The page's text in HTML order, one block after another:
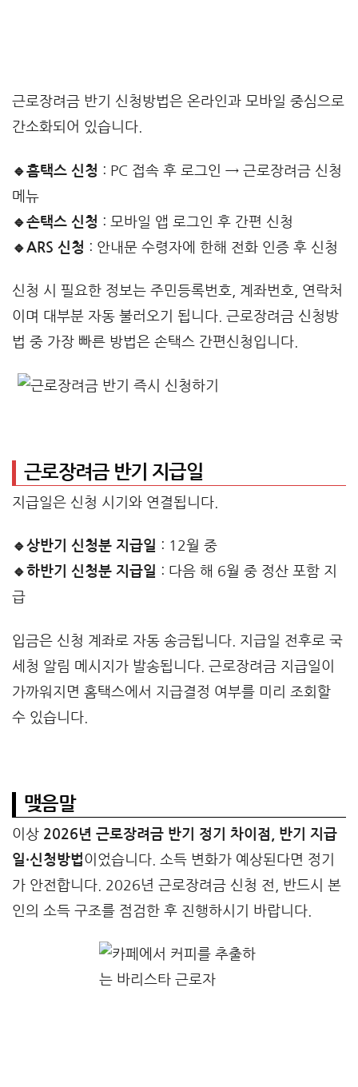
근로장려금 반기 신청방법은 온라인과 모바일 중심으로
간소화되어 있습니다.
🔹홈택스 신청 : PC 접속 후 로그인 → 근로장려금 신청
메뉴
🔹손택스 신청 : 모바일 앱 로그인 후 간편 신청
🔹ARS 신청 : 안내문 수령자에 한해 전화 인증 후 신청
신청 시 필요한 정보는 주민등록번호, 계좌번호, 연락처
이며 대부분 자동 불러오기 됩니다. 근로장려금 신청방
법 중 가장 빠른 방법은 손택스 간편신청입니다.
근로장려금 반기 지급일
지급일은 신청 시기와 연결됩니다.
🔹상반기 신청분 지급일 : 12월 중
🔹하반기 신청분 지급일 : 다음 해 6월 중 정산 포함 지
급
입금은 신청 계좌로 자동 송금됩니다. 지급일 전후로 국
세청 알림 메시지가 발송됩니다. 근로장려금 지급일이
가까워지면 홈택스에서 지급결정 여부를 미리 조회할
수 있습니다.
맺음말
이상 2026년 근로장려금 반기 정기 차이점, 반기 지급
일·신청방법이었습니다. 소득 변화가 예상된다면 정기
가 안전합니다. 2026년 근로장려금 신청 전, 반드시 본
인의 소득 구조를 점검한 후 진행하시기 바랍니다.